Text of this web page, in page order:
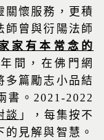
關懷服務，更積
師曾與衍陽法師
家有本常念的
年間，在佛門網
多篇勵志小品結
書。 2021-2022
談 」，每集按不
見解與智慧。